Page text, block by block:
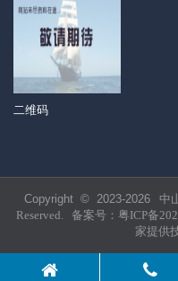
二维码
Copyright © 2023-2026
中
Reserved. 备案号： 粤ICP备
家提供